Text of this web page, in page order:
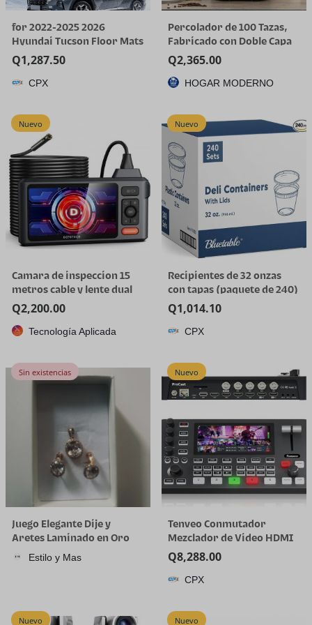
for 2022-2025 2026
Hyundai Tucson Floor Mats
(Gas Models Only) | All-
Weather TPE Car Mats &
Cargo Liner, Custom Fit for
Q1,287.50
CPX
Percolador de 100 Tazas,
Fabricado con Doble Capa
de Acero Inoxidable
Q2,365.00
HOGAR MODERNO
Nuevo
Camara de inspeccion 15
metros cable y lente dual
Q2,200.00
Tecnología Aplicada
Nuevo
Recipientes de 32 onzas
con tapas (paquete de 240)
a granel – Recipiente de
plástico de cuarto de galón
con tapa, desechable, 32
alimentos, recipiente alto
Q1,014.10
CPX
Sin existencias
Juego Elegante Dije y
Aretes Laminado en Oro
Estilo y Mas
Nuevo
Tenveo Conmutador
Mezclador de Video HDMI
4K60FPS, 4*SDI & 4*HDMI
Entrada, Conmutador de
Transmisión en Vivo de 5
1080P60FPS, Grabación de
Q8,288.00
CPX
Nuevo Nuevo